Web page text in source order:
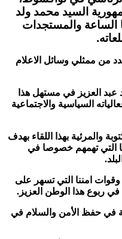
السيد محمد ولد
الساعة والمستجدات
من ممثلي وسائل الاعلام
عبد العزيز في مستهل هذا
السياسية والاجتماعية
والمرئية بهذا اللقاء بهدف
التي تهمهم خصوصا في
امننا التي تسهر على
ربوع هذا الوطن العزيز.
في حفظ الأمن والسلام في